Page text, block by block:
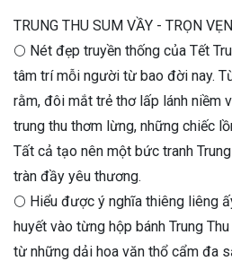
TRUNG THU SUM VẦY - TRỌN
🌕 Nét đẹp truyền thống của Tết
tâm trí mỗi người từ bao đời nay.
rằm, đôi mắt trẻ thơ lấp lánh niềm
trung thu thơm lừng, những chiếc
Tất cả tạo nên một bức tranh
tràn đầy yêu thương.
🌕 Hiểu được ý nghĩa thiêng liêng
huyết vào từng hộp bánh Trung
từ những dải hoa văn thổ cẩm đa